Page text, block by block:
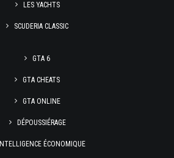
LES YACHTS
SCUDERIA CLASSIC
GTA 6
GTA CHEATS
GTA ONLINE
DÉPOUSSIÉRAGE
INTELLIGENCE ÉCONOMIQUE